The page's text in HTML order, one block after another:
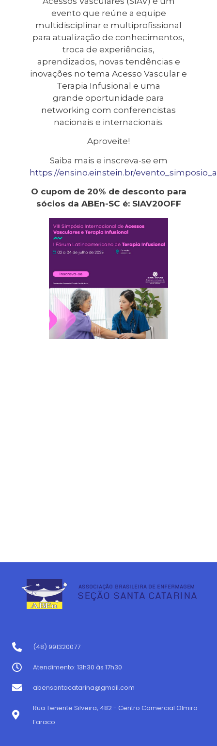
evento que reúne a equipe
multidisciplinar e multiprofissional
para atualização de conhecimentos,
troca de experiências,
aprendizados, novas tendências e
inovações no tema Acesso Vascular e
Terapia Infusional e uma
grande oportunidade para
networking com conferencistas
nacionais e internacionais.
Aproveite!
Saiba mais e inscreva-se em
https://ensino.einstein.br/
O cupom de 20% de desconto para
sócios da ABEn-SC é: SIAV20OFF
(48) 991320077
Atendimento: 13h30 às 17h30
abensantacatarina@gmail.com
Rua Tenente Silveira, 482 - Centro Comercial Olmiro
Faraco